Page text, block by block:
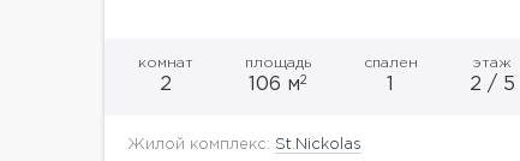
комнат
2
площадь
106 м2
спален этаж
2 / 5
Жилой комплекс: St.Nickolas